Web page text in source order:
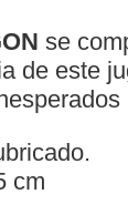
se
de este
cm